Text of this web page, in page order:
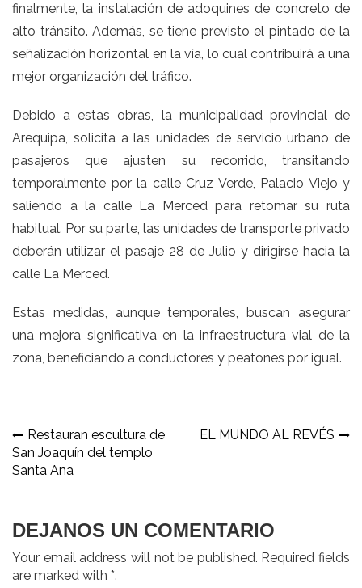
finalmente, la instalación de adoquines de concreto de
alto tránsito. Además, se tiene previsto el pintado de la
señalización horizontal en la vía, lo cual contribuirá a una
mejor organización del tráfico.
Debido a estas obras, la municipalidad provincial de
Arequipa, solicita a las unidades de servicio urbano de
pasajeros que ajusten su recorrido, transitando
temporalmente por la calle Cruz Verde, Palacio Viejo y
saliendo a la calle La Merced para retomar su ruta
habitual. Por su parte, las unidades de transporte privado
deberán utilizar el pasaje 28 de Julio y dirigirse hacia la
calle La Merced.
Estas medidas, aunque temporales, buscan asegurar
una mejora significativa en la infraestructura vial de la
zona, beneficiando a conductores y peatones por igual.
Navegación
de
Restauran escultura de
San Joaquín del templo
Santa Ana
EL MUNDO AL REVÉS
DEJANOS UN COMENTARIO
Your email address will not be published. Required fields
are marked with *.